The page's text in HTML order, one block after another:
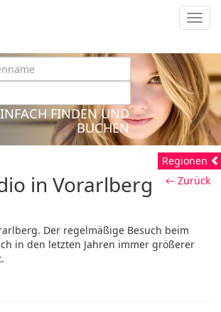
FINDEN UND
BUCHEN
← Zurück
in Vorarlberg
Der regelmäßige Besuch beim
in den letzten Jahren immer größerer
Regionen